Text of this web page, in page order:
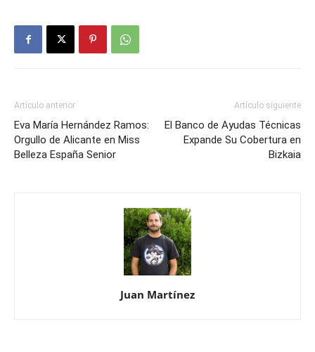
Artículo anterior
Eva María Hernández Ramos:
Orgullo de Alicante en Miss
Belleza España Senior
Artículo siguiente
El Banco de Ayudas Técnicas
Expande Su Cobertura en
Bizkaia
Juan Martínez